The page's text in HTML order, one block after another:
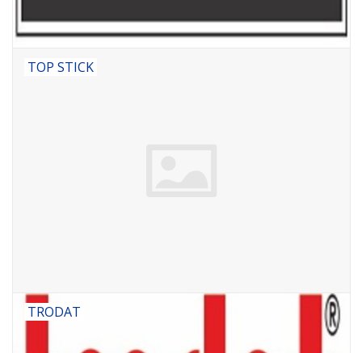
TOP STICK
TRODAT